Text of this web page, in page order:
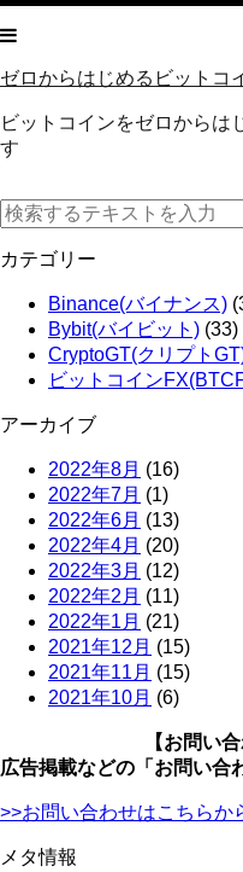
ゼロからはじめるビットコ
ビットコインをゼロからは
す
カテゴリー
Binance(バイナンス)
Bybit(バイビット) (33)
CryptoGT(クリプト
ビットコイン
アーカイブ
2022年8月 (16)
2022年7月 (1)
2022年6月 (13)
2022年4月 (20)
2022年3月 (12)
2022年2月 (11)
2022年1月 (21)
2021年12月 (15)
2021年11月 (15)
2021年10月 (6)
【お問い
広告掲載などの「お問い合
>>お問い合わせはこちらか
メタ情報